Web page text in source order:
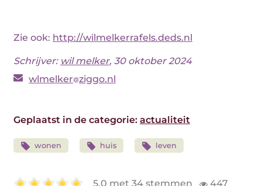
Zie ook: http://wilmelkerrafels.deds.nl
Schrijver: wil melker, 30 oktober 2024
wlmelker ziggo.nl
Geplaatst in de categorie: actualiteit
wonen huis leven
5.0 met 34 stemmen 447